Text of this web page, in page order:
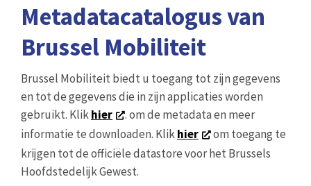
Metadatacatalogus van
Brussel Mobiliteit
Brussel Mobiliteit biedt u toegang tot zijn gegevens
en tot de gegevens die in zijn applicaties worden
gebruikt. Klikhier
. om de metadata en meer
informatie te downloaden. Klikhier
om toegang te
krijgen tot de officiële datastore voor het Brussels
Hoofdstedelijk Gewest.